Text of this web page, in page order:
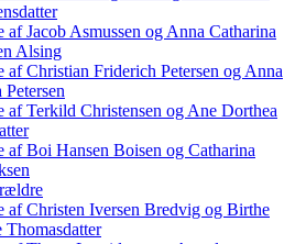
af Jacob Asmussen og Anna Catharina
Alsing
af Christian Friderich Petersen og Anna
Petersen
af Terkild Christensen og Ane Dorthea
af Boi Hansen Boisen og Catharina
af Christen Iversen Bredvig og Birthe
Thomasdatter